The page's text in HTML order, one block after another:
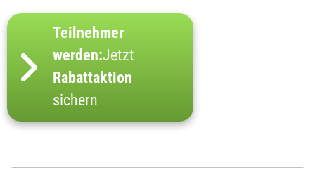
Teilnehmer
werden:Jetzt
Rabattaktion
sichern